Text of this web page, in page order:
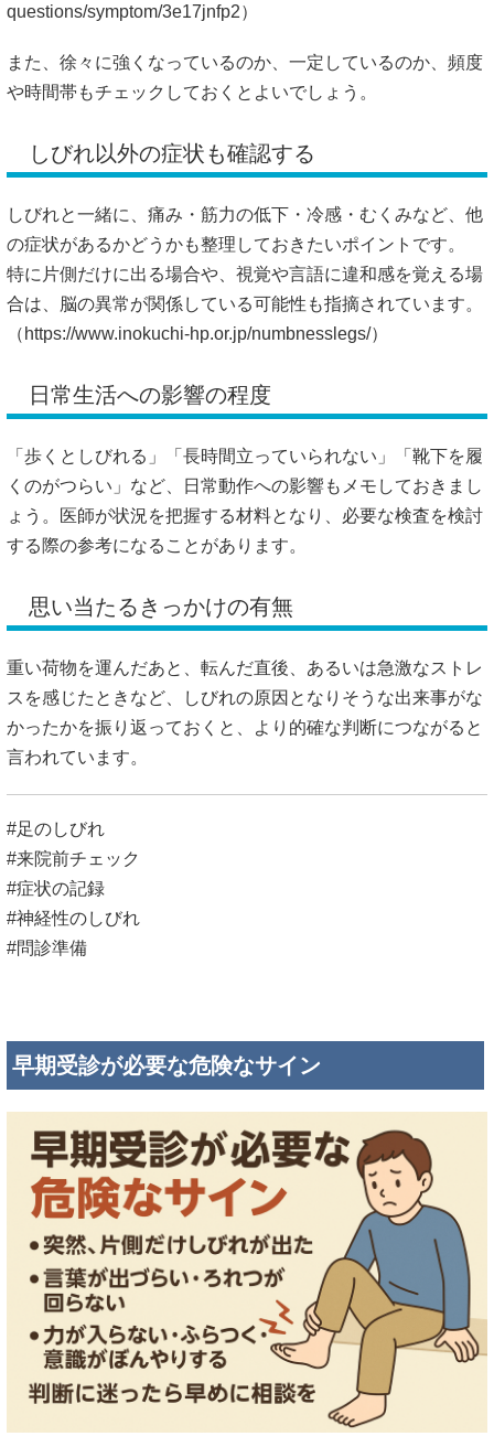
questions/symptom/3e17jnfp2）
また、徐々に強くなっているのか、一定しているのか、頻度
や時間帯もチェックしておくとよいでしょう。
しびれ以外の症状も確認する
しびれと一緒に、痛み・筋力の低下・冷感・むくみなど、他
の症状があるかどうかも整理しておきたいポイントです。
特に片側だけに出る場合や、視覚や言語に違和感を覚える場
合は、脳の異常が関係している可能性も指摘されています。
（ https://www.inokuchi-hp.or.jp/numbnesslegs/）
日常生活への影響の程度
「歩くとしびれる」「長時間立っていられない」「靴下を履
くのがつらい」など、日常動作への影響もメモしておきまし
ょう。医師が状況を把握する材料となり、必要な検査を検討
する際の参考になることがあります。
思い当たるきっかけの有無
重い荷物を運んだあと、転んだ直後、あるいは急激なストレ
スを感じたときなど、しびれの原因となりそうな出来事がな
かったかを振り返っておくと、より的確な判断につながると
言われています。
#足のしびれ
#来院前チェック
#症状の記録
#神経性のしびれ
#問診準備
早期受診が必要な危険なサイン